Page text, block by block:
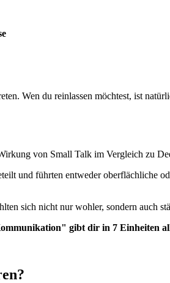
Wen du reinlassen möchtest, ist
von Small Talk im Vergleich zu
und führten entweder oberflächliche
sich nicht nur wohler, sondern auch
gibt dir in 7 Einheiten